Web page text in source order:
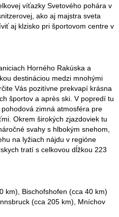
víťazky Svetového pohára v
ako aj majstra sveta
aj klzisko pri športovom centre v
Horného Rakúska a
destináciou medzi mnohými
Vás pozitívne prekvapí krásna
športov a après ski. V popredí tu
zimná atmosféra pre
Okrem širokých zjazdoviek tu
svahy s hlbokým snehom,
na lyžiach nájdu v regióne
tratí s celkovou dĺžkou 223
km), Bischofshofen (cca 40 km)
(cca 205 km), Mníchov